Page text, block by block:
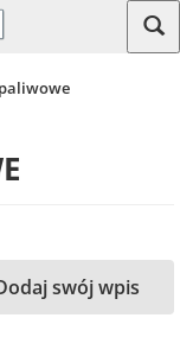
swój wpis